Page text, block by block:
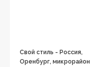
Свой стиль - Россия,
Оренбург, микрорайон